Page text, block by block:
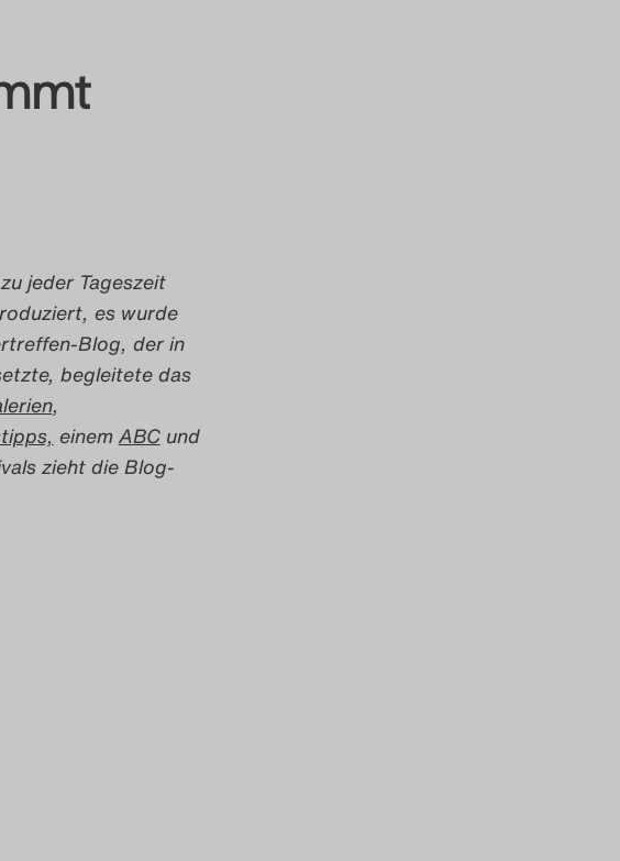
jeder Tageszeit
es wurde
Blog, der in
begleitete das
,
einemABCund
zieht die Blog-